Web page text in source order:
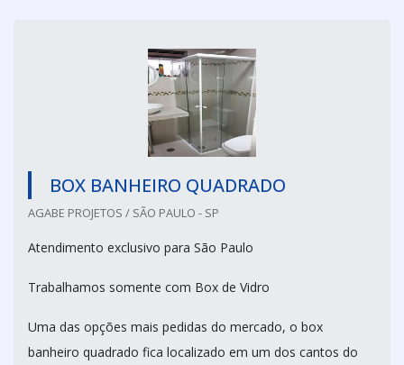
BOX BANHEIRO QUADRADO
AGABE PROJETOS / SÃO PAULO - SP
Atendimento exclusivo para São Paulo
Trabalhamos somente com Box de Vidro
Uma das opções mais pedidas do mercado, o box
banheiro quadrado fica localizado em um dos cantos do